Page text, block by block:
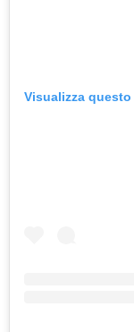
Visualizza